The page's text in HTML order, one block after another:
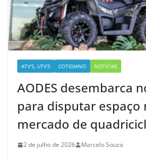
ATV'S, UTV'S COTIDIANO NOTÍCIAS
AODES desembarca
para disputar espaço
mercado de
2 de julho de 2026 Marcelo Souza